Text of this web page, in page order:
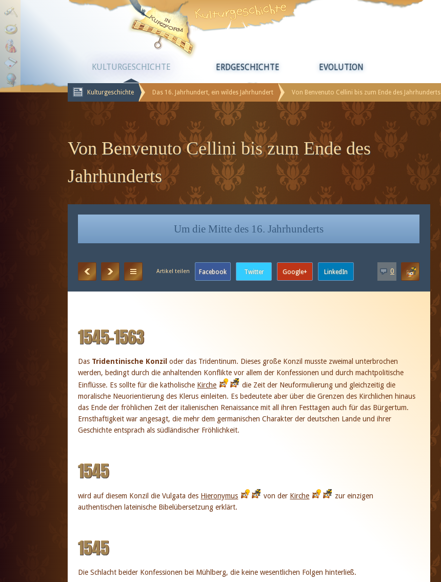
KULTURGESCHICHTE ERDGESCHICHTE EVOLUTION
Kulturgeschichte Das 16. Jahrhundert, ein wildes Jahrhundert Von Benvenuto Cellini bis zum Ende des Jahrhunderts
Von Benvenuto Cellini bis zum Ende des
Jahrhunderts
Um die Mitte des 16. Jahrhunderts
0
1545–1563
Das Tridentinische Konzil oder das Tridentinum. Dieses große Konzil musste zweimal unterbrochen
werden, bedingt durch die anhaltenden Konflikte vor allem der Konfessionen und durch machtpolitische
Einflüsse. Es sollte für die katholische Kirche
die Zeit der Neuformulierung und gleichzeitig die
moralische Neuorientierung des Klerus einleiten. Es bedeutete aber über die Grenzen des Kirchlichen hinaus
das Ende der fröhlichen Zeit der italienischen Renaissance mit all ihren Festtagen auch für das Bürgertum.
Ernsthaftigkeit war angesagt, die mehr dem germanischen Charakter der deutschen Lande und ihrer
Geschichte entsprach als südländischer Fröhlichkeit.
1545
wird auf diesem Konzil die Vulgata des Hieronymus von der Kirche
zur einzigen
authentischen lateinische Bibelübersetzung erklärt.
1545
Die Schlacht beider Konfessionen bei Mühlberg, die keine wesentlichen Folgen hinterließ.